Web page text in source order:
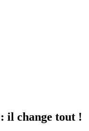
il change tout !